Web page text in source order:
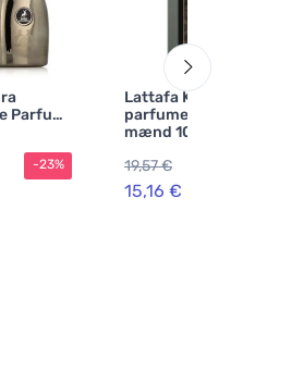
Parfum
-23%
Lattafa Khashabi
parfumeret vand til
mænd 100 ml
19,57 €
15,16 €